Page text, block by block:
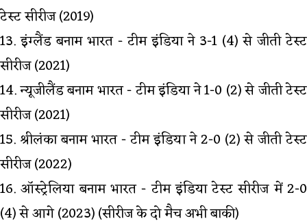
टेस्ट सीरीज (2019)
13. इंग्लैंड बनाम भारत - टीम इंडिया ने 3-1 (4) से जीती टेस्ट
सीरीज (2021)
14. न्यूजीलैंड बनाम भारत - टीम इंडिया ने 1-0 (2) से जीती टेस्ट
सीरीज (2021)
15. श्रीलंका बनाम भारत - टीम इंडिया ने 2-0 (2) से जीती टेस्ट
सीरीज (2022)
16. ऑस्ट्रेलिया बनाम भारत - टीम इंडिया टेस्ट सीरीज में 2-0
(4) से आगे (2023) (सीरीज के दो मैच अभी बाकी)